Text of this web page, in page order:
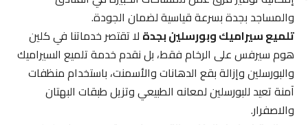
والمساجد بجدة بسرعة قياسية لضمان الجودة.
تلميع سيراميك وبورسلين بجدةلا تقتصر خدماتنا في كلين
هوم سيرفس على الرخام فقط، بل نقدم خدمة تلميع السيراميك
والبورسلين وإزالة بقع الدهانات والأسمنت، باستخدام منظفات
آمنة تعيد للبورسلين لمعانه الطبيعي وتزيل طبقات البهتان
والاصفرار.